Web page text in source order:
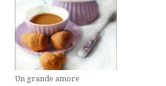
Un grande amore